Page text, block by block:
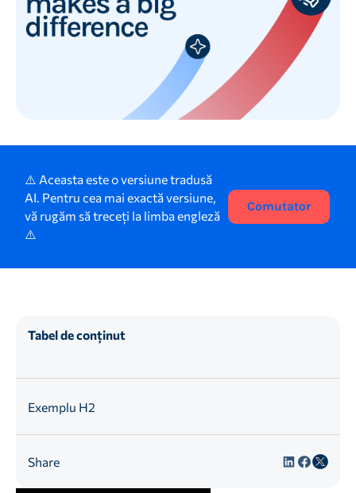
⚠️ Aceasta este o versiune tradusă
AI. Pentru cea mai exactă versiune,
vă rugăm să treceți la limba engleză
⚠️
Comutator
Tabel de conținut
Exemplu H2
Share